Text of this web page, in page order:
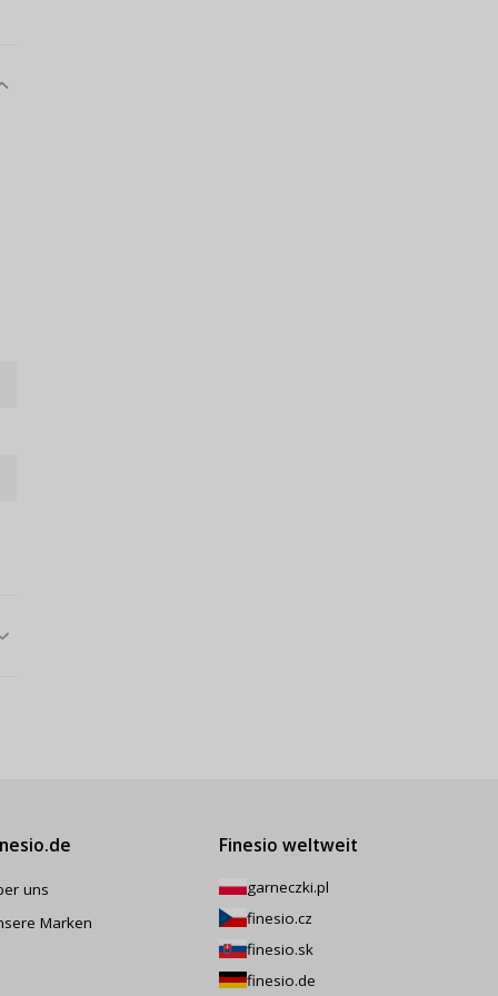
uns
Marken
Finesio weltweit
garneczki.pl
finesio.cz
finesio.sk
finesio.de